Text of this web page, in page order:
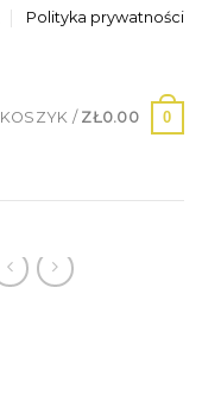
Polityka prywatności
KOSZYK / ZŁ0.00 0